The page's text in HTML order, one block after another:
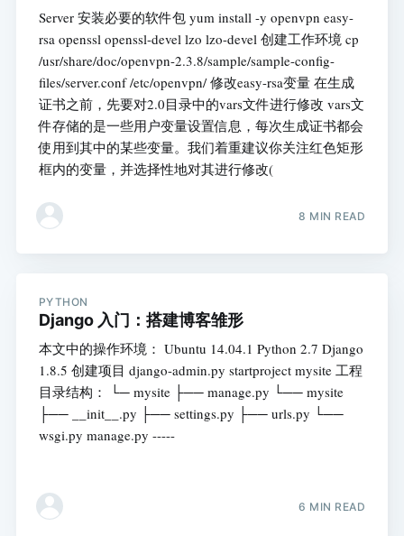
Server 安装必要的软件包 yum install -y openvpn easy-
rsa openssl openssl-devel lzo lzo-devel 创建工作环境 cp
/usr/share/doc/openvpn-2.3.8/sample/sample-config-
files/server.conf /etc/openvpn/ 修改easy-rsa变量 在生成
证书之前，先要对2.0目录中的vars文件进行修改 vars文
件存储的是一些用户变量设置信息，每次生成证书都会
使用到其中的某些变量。我们着重建议你关注红色矩形
框内的变量，并选择性地对其进行修改(
8 MIN READ
PYTHON
Django 入门：搭建博客雏形
本文中的操作环境： Ubuntu 14.04.1 Python 2.7 Django
1.8.5 创建项目 django-admin.py startproject mysite 工程
目录结构： └─ mysite ├── manage.py └── mysite
├── __init__.py ├── settings.py ├── urls.py └──
wsgi.py manage.py -----
6 MIN READ